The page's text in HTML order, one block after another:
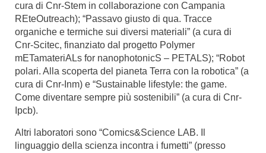
cura di Cnr-Stem in collaborazione con Campania
REteOutreach); “Passavo giusto di qua. Tracce
organiche e termiche sui diversi materiali” (a cura di
Cnr-Scitec, finanziato dal progetto Polymer
mETamateriALs for nanophotonicS – PETALS); “Robot
polari. Alla scoperta del pianeta Terra con la robotica” (a
cura di Cnr-Inm) e “Sustainable lifestyle: the game.
Come diventare sempre più sostenibili” (a cura di Cnr-
Ipcb).
Altri laboratori sono “Comics&Science LAB. Il
linguaggio della scienza incontra i fumetti” (presso